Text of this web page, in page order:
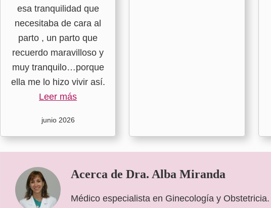
esa tranquilidad que
necesitaba de cara al
parto , un parto que
recuerdo maravilloso y
muy tranquilo…porque
ella me lo hizo vivir así.
Leer más
junio 2026
Acerca de Dra. Alba Miranda
Médico especialista en Ginecología y